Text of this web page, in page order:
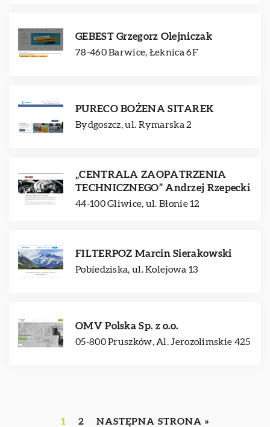
GEBEST Grzegorz Olejniczak
78-460 Barwice, Łeknica 6F
PURECO BOŻENA SITAREK
Bydgoszcz, ul. Rymarska 2
„CENTRALA ZAOPATRZENIA
TECHNICZNEGO” Andrzej Rzepecki
44-100 Gliwice, ul. Błonie 12
FILTERPOZ Marcin Sierakowski
Pobiedziska, ul. Kolejowa 13
OMV Polska Sp. z o.o.
05-800 Pruszków, Al. Jerozolimskie 425
1 2 NASTĘPNA STRONA »